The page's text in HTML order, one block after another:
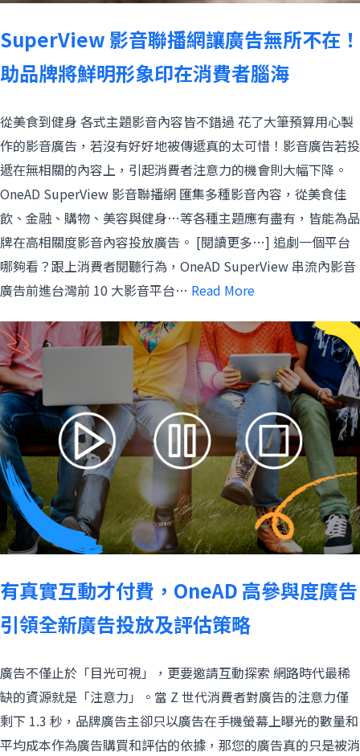
SuperView 影音聯播網讓廣告無所不在！
助品牌將鮮明形象印在消費者腦海
從美食到健身 各式主題影音內容皆不錯過 花了大筆預算用心製
作的影音廣告，若沒有好好地被傳遞真的太可惜！影音廣告若投
遞在無相關的內容上，引起消費者注意力的機會則大幅下降。
OneAD SuperView 影音聯播網 匯集多種影音內容，從美食佳
飲、金融、購物、美容與健身…等各種主題應有盡有，皆能為品
牌在高相關度影音內容投放廣告。 [閱讀更多…] 追劇一個平台
哪夠看？跟上消費者閱聽行為，OneAD SuperView 串流內影音
廣告前進台灣前 10 大影音平台… Read More
有真實互動才付費，OneAD 高參與度廣告
引領全新廣告投放及評估策略
廣告不僅止於「目光可視」，更要邀請互動探索 網路時代最稀
缺的資源就是「注意力」。當 Z 世代消費者對廣告的注意力僅
剩下 1.3 秒，品牌廣告主卻只以廣告在手機螢幕上曝光的數量和
平均成本作為廣告購買和評估的依據，那您的廣告真的只是被消